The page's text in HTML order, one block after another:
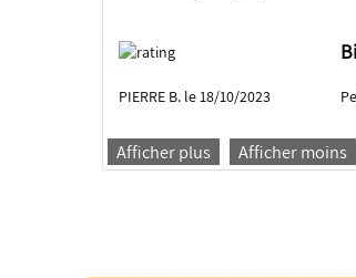
PIERRE B. le 18/10/2023
Afficher plus Afficher moins